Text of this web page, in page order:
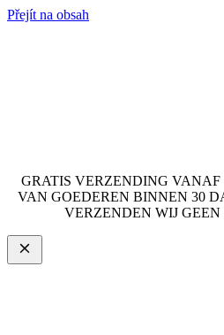
Přejít na obsah
GRATIS VERZENDING VANAF
VAN GOEDEREN BINNEN 30
VERZENDEN WIJ